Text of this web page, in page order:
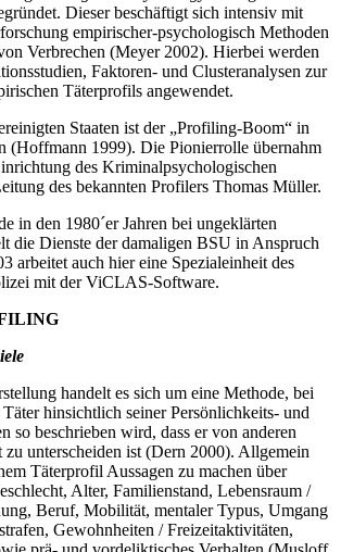
Dieser beschäftigt sich intensiv mit
empirischer-psychologisch Methoden
Verbrechen (Meyer 2002). Hierbei werden
Faktoren- und Clusteranalysen zur
Täterprofils angewendet.
Staaten ist der „Profiling-Boom“ in
(Hoffmann 1999). Die Pionierrolle übernahm
des Kriminalpsychologischen
des bekannten Profilers Thomas Müller.
in den 1980´er Jahren bei ungeklärten
die Dienste der damaligen BSU in Anspruch
arbeitet auch hier eine Spezialeinheit des
mit der ViCLAS-Software.
handelt es sich um eine Methode, bei
hinsichtlich seiner Persönlichkeits- und
so beschrieben wird, dass er von anderen
zu unterscheiden ist (Dern 2000). Allgemein
Täterprofil Aussagen zu machen über
Alter, Familienstand, Lebensraum /
Beruf, Mobilität, mentaler Typus, Umgang
Gewohnheiten / Freizeitaktivitäten,